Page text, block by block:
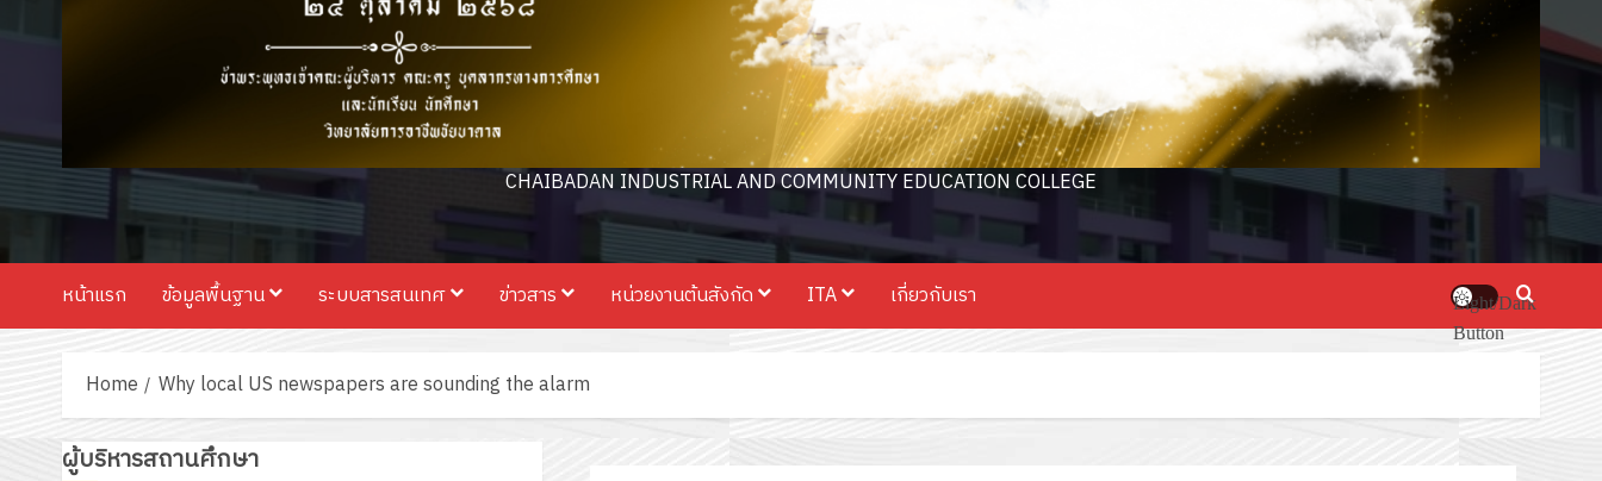
CHAIBADAN INDUSTRIAL AND COMMUNITY EDUCATION COLLEGE
หน้าแรก ข้อมูลพื้นฐาน ระบบสารสนเทศ ข่าวสาร หน่วยงานต้นสังกัด ITA เกี่ยวกับเรา
Light/Dark
Button
Home Why local US newspapers are sounding the alarm
ผู้บริหารสถานศึกษา